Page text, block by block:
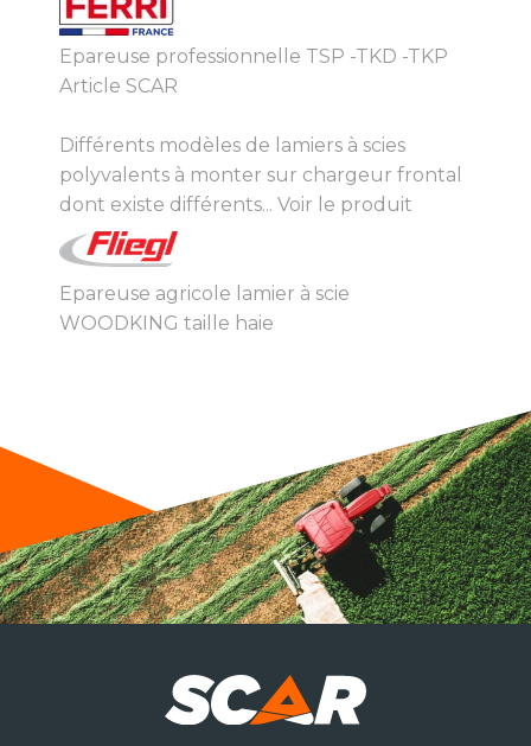
Epareuse professionnelle TSP -TKD -TKP
Article SCAR
Différents modèles de lamiers à scies
polyvalents à monter sur chargeur frontal
dont existe différents... Voir le produit
Epareuse agricole lamier à scie
WOODKING taille haie